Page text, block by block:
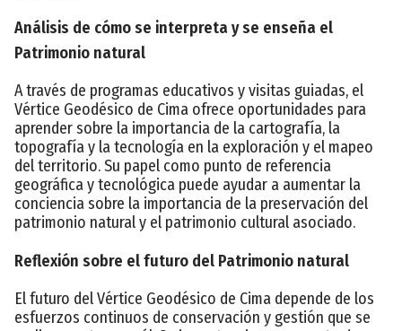
Análisis de cómo se interpreta y se enseña el
Patrimonio natural
A través de programas educativos y visitas guiadas, el
Vértice Geodésico de Cima ofrece oportunidades para
aprender sobre la importancia de la cartografía, la
topografía y la tecnología en la exploración y el mapeo
del territorio. Su papel como punto de referencia
geográfica y tecnológica puede ayudar a aumentar la
conciencia sobre la importancia de la preservación del
patrimonio natural y el patrimonio cultural asociado.
Reflexión sobre el futuro del Patrimonio natural
El futuro del Vértice Geodésico de Cima depende de los
esfuerzos continuos de conservación y gestión que se